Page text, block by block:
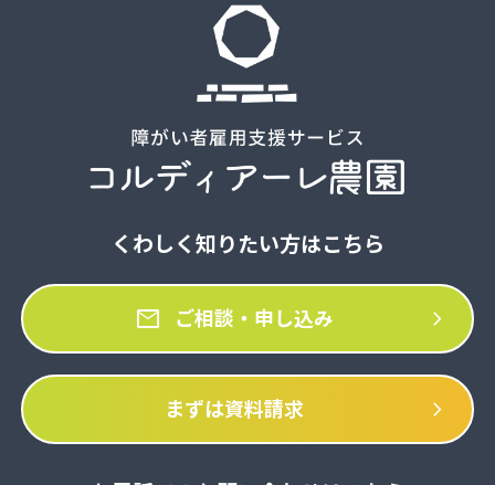
くわしく知りたい方はこちら
mail ご相談・申し込み chevron_right
まずは資料請求 chevron_right